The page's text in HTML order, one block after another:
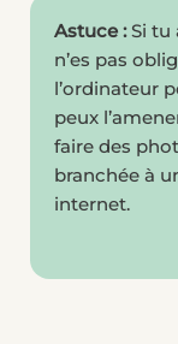
Astuce :Si tu
n’es pas
l’ordinateur
peux
faire des
branchée à
internet.